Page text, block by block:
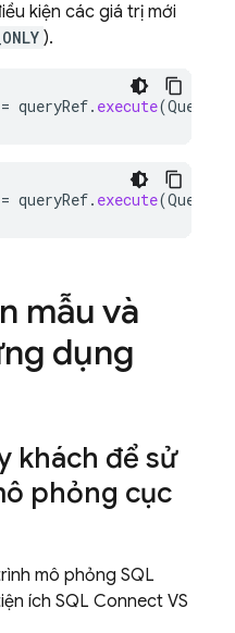
kiện các giá trị mới
).
= queryRef. execute(
= queryRef. execute(
mẫu và
dụng
khách để sử
phỏng cục
mô phỏng SQL
ích SQL Connect VS